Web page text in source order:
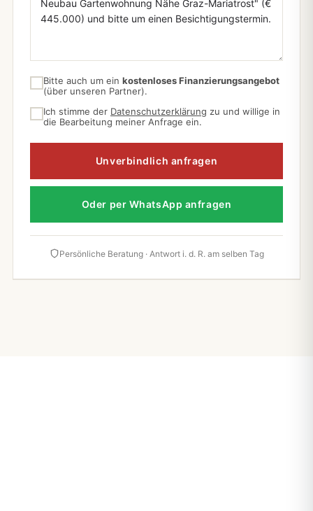
Bitte auch um ein kostenloses Finanzierungsangebot
(über unseren Partner).
Ich stimme der Datenschutzerklärung zu und willige in
die Bearbeitung meiner Anfrage ein.
Unverbindlich anfragen
Oder per WhatsApp anfragen
Persönliche Beratung · Antwort i. d. R. am selben Tag